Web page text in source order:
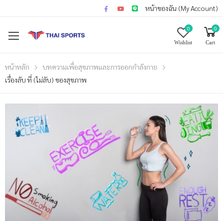
หน้าของฉัน (My Account)
0
Wishlist
0
Cart
หน้าหลัก
บทความเพื่อสุขภาพและการออกกำลังกาย
เรื่องลับ ที่ (ไม่ลับ) ของสุขภาพ